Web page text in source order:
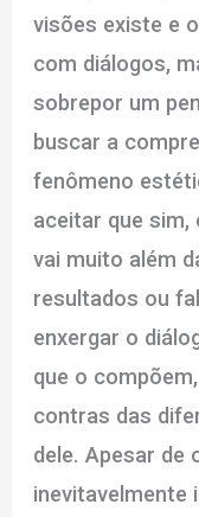
visões existe e
com diálogos,
sobrepor um
buscar a
fenômeno
aceitar que sim,
vai muito além
resultados ou
enxergar o
que o
contras das
dele. Apesar de
inevitavelmente